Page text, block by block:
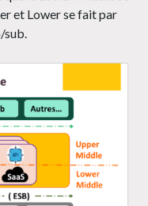
et Lower se fait par